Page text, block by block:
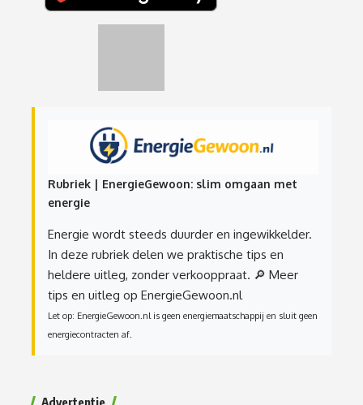
Rubriek | EnergieGewoon: slim omgaan met
Energie wordt steeds duurder en ingewikkelder.
In deze rubriek delen we praktische tips en
heldere uitleg, zonder verkooppraat.🔎 Meer
tips en uitleg op EnergieGewoon.nl
Let op: EnergieGewoon.nl is geen energiemaatschappij en sluit geen
energiecontracten af.